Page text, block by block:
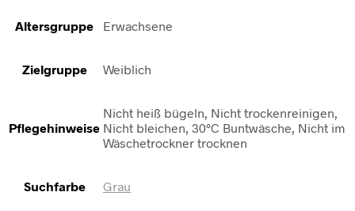
Altersgruppe Erwachsene
Zielgruppe Weiblich
Pflegehinweise
Nicht heiß bügeln, Nicht trockenreinigen,
Nicht bleichen, 30°C Buntwäsche, Nicht im
Wäschetrockner trocknen
Suchfarbe Grau